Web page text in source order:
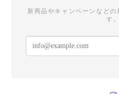
新商品やキャンペーンなどの
す。